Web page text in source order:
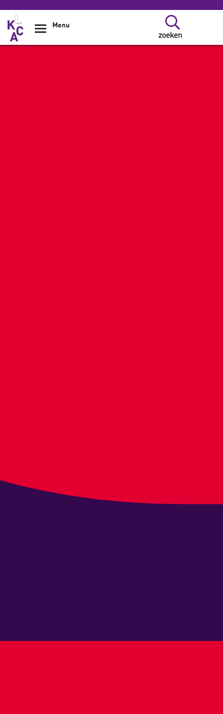
Overslaan en naar de inhoud gaan
zoeken
Menu